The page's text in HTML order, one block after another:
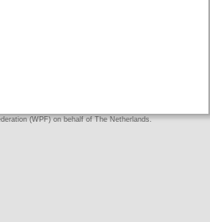
(WPF) on behalf of The Netherlands.